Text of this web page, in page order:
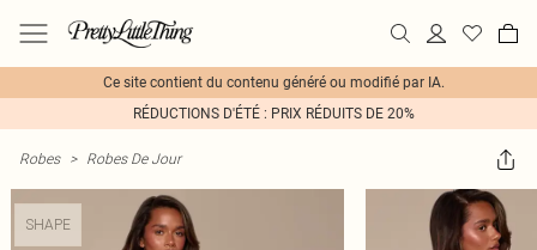
Ce site contient du contenu généré ou modifié par IA.
RÉDUCTIONS D'ÉTÉ : PRIX RÉDUITS DE 20%
Robes > Robes De Jour
SHAPE